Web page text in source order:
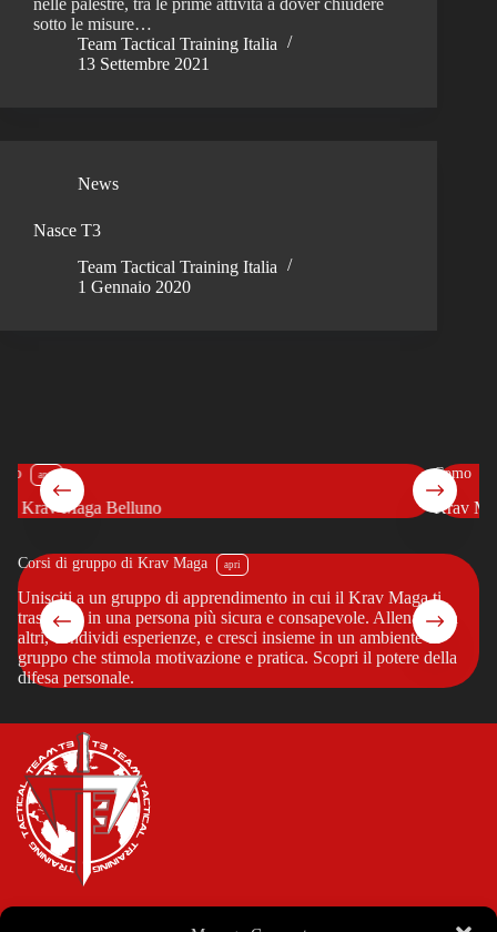
nelle palestre, tra le prime attività a dover chiudere
sotto le misure…
Team Tactical Training Italia
13 Settembre 2021
News
Nasce T3
Team Tactical Training Italia
1 Gennaio 2020
Krav Maga System Como
Corsi di gruppo di Krav Maga
Unisciti a un gruppo di apprendimento in cui il Krav Maga ti
trasforma in una persona più sicura e consapevole. Allenati con
altri, condividi esperienze, e cresci insieme in un ambiente di
gruppo che stimola motivazione e pratica. Scopri il potere della
difesa personale.